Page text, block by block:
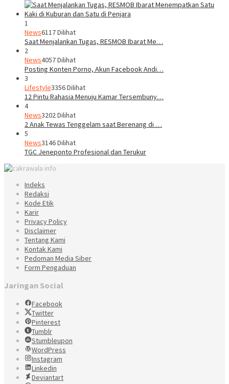
1
News6117 Dilihat
Saat Menjalankan Tugas, RESMOB Ibarat Me…
2
News4057 Dilihat
Posting Konten Porno, Akun Facebook Andi…
3
Lifestyle3356 Dilihat
12 Pintu Rahasia Menuju Kamar Tersembuny…
4
News3202 Dilihat
2 Anak Tewas Tenggelam saat Berenang di …
5
News3146 Dilihat
TGC Jeneponto Profesional dan Terukur
Indeks
Redaksi
Kode Etik
Karir
Privacy Policy
Disclaimer
Tentang Kami
Kontak Kami
Pedoman Media Siber
Form Pengaduan
Jaringan Social
Facebook
Twitter
Pinterest
Tumblr
Stumbleupon
WordPress
Instagram
Linkedin
Deviantart